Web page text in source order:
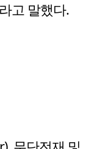
고 말했다.